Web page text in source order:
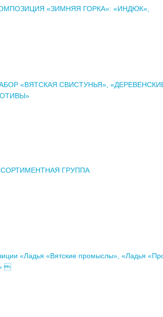
«ЗИМНЯЯ ГОРКА»: «ИНДЮК»,
«ВЯТСКАЯ СВИСТУНЬЯ»,
ГРУППА
«Ладья «Вятские промыслы», «Ладья
